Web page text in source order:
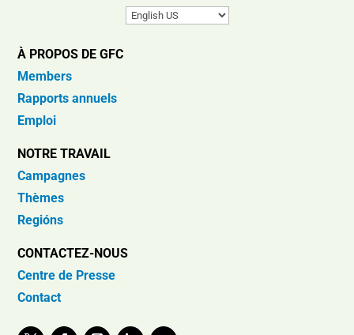
À PROPOS DE GFC
Members
Rapports annuels
Emploi
NOTRE TRAVAIL
Campagnes
Thèmes
Regións
CONTACTEZ-NOUS
Centre de Presse
Contact